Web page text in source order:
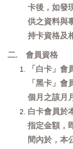
卡後，如發
供之資料與
持卡資格及
二. 會員資格
「白卡」
「黑卡」
個月之該月
白卡會員於
指定金額，
間內於，本